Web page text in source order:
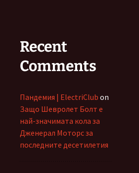
Recent
Comments
Пандемия | ElectriClub on
Защо Шевролет Болт е
най-значимата кола за
Дженерал Моторс за
последните десетилетия